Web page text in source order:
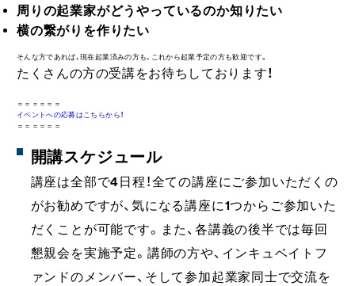
周りの起業家がどうやっているのか知りたい
横の繋がりを作りたい
そんな方であれば、現在起業済みの方も、これから起業予定の方も歓迎です。
たくさんの方の受講をお待ちしております！
＝＝＝＝＝＝
イベントへの応募はこちらから！
＝＝＝＝＝＝
開講スケジュール
講座は全部で4日程！全ての講座にご参加いただくの
がお勧めですが、気になる講座に1つからご参加いた
だくことが可能です。また、各講義の後半では毎回
懇親会を実施予定。講師の方や、インキュベイトフ
ァンドのメンバー、そして参加起業家同士で交流を